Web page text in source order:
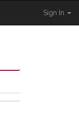
Sign In